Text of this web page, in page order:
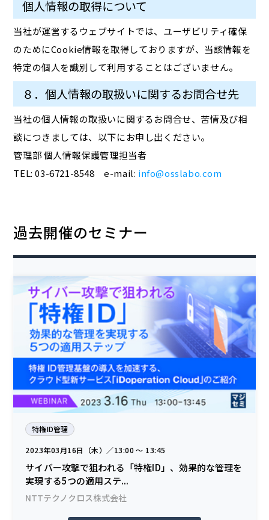
個人情報の取得について
当社が運営するウェブサイトでは、ユーザビリティ確保
のためにCookie情報を取得しておりますが、当該情報を
特定の個人を識別して利用することはございません。
８．個人情報の取扱いに関するお問合せ先
当社の個人情報の取扱いに関するお問合せ、苦情及び相
談につきましては、以下にお申し出ください。
管理部 個人情報保護管理担当者
TEL: 03-6721-8548 e-mail: info@osslabo.com
過去開催のセミナー
特権ID管理
2023年03月16日（木）／13:00 〜 13:45
サイバー攻撃で狙われる「特権ID」、効果的な管理を
実現する5つの適用ステ...
NTTテクノクロス株式会社